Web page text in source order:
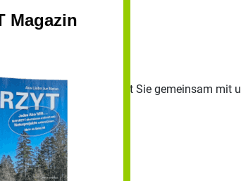
können, sondern damit Sie gemeinsam mit
Einnahmen.
Magazin